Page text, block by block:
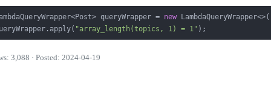
queryWrapper = new
"array_length(topics, 1) = 1"
3,088 · Posted: 2024-04-19